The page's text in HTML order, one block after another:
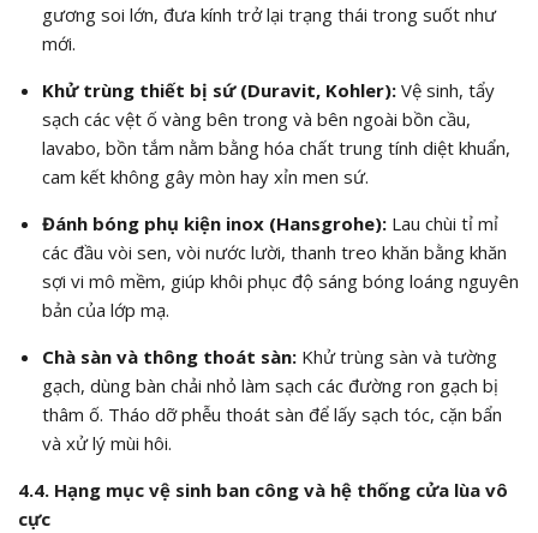
gương soi lớn, đưa kính trở lại trạng thái trong suốt như
mới.
Khử trùng thiết bị sứ (Duravit, Kohler):Vệ sinh, tẩy
sạch các vệt ố vàng bên trong và bên ngoài bồn cầu,
lavabo, bồn tắm nằm bằng hóa chất trung tính diệt khuẩn,
cam kết không gây mòn hay xỉn men sứ.
Đánh bóng phụ kiện inox (Hansgrohe):Lau chùi tỉ mỉ
các đầu vòi sen, vòi nước lười, thanh treo khăn bằng khăn
sợi vi mô mềm, giúp khôi phục độ sáng bóng loáng nguyên
bản của lớp mạ.
Chà sàn và thông thoát sàn:Khử trùng sàn và tường
gạch, dùng bàn chải nhỏ làm sạch các đường ron gạch bị
thâm ố. Tháo dỡ phễu thoát sàn để lấy sạch tóc, cặn bẩn
và xử lý mùi hôi.
4.4. Hạng mục vệ sinh ban công và hệ thống cửa lùa vô
cực